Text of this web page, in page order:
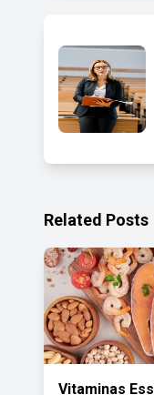
Related Posts
Vitaminas